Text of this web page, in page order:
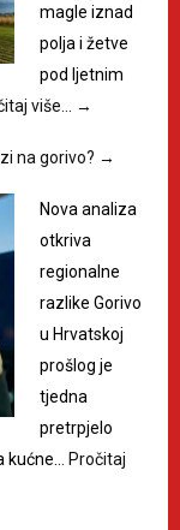
magle iznad
polja i žetve
pod ljetnim
više… →
na gorivo? →
Nova analiza
otkriva
regionalne
razlike Gorivo
u Hrvatskoj
prošlog je
tjedna
pretrpjelo
kućne…
Pročitaj